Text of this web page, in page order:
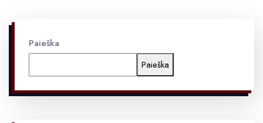
Paieška
Paieška